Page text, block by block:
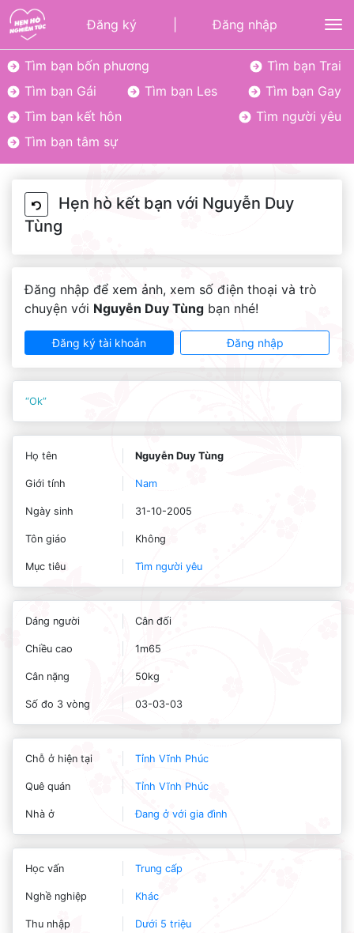
Đăng ký Đăng nhập
Tìm bạn bốn phương
Tìm bạn Trai
Tìm bạn Gái
Tìm bạn Les
Tìm bạn Gay
Tìm bạn kết hôn
Tìm người yêu
Tìm bạn tâm sự
Hẹn hò kết bạn với Nguyễn Duy
Tùng
Đăng nhập để xem ảnh, xem số điện thoại và trò
chuyện với Nguyễn Duy Tùng bạn nhé!
Đăng ký tài khoản Đăng nhập
“Ok”
Họ tên Nguyễn Duy Tùng
Giới tính Nam
Ngày sinh 31-10-2005
Tôn giáo Không
Mục tiêu Tìm người yêu
Dáng người Cân đối
Chiều cao 1m65
Cân nặng 50kg
Số đo 3 vòng 03-03-03
Chỗ ở hiện tại Tỉnh Vĩnh Phúc
Quê quán Tỉnh Vĩnh Phúc
Nhà ở Đang ở với gia đình
Học vấn Trung cấp
Nghề nghiệp Khác
Thu nhập Dưới 5 triệu